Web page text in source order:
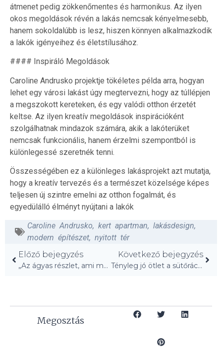
átmenet pedig zökkenőmentes és harmonikus. Az ilyen
okos megoldások révén a lakás nemcsak kényelmesebb,
hanem sokoldalúbb is lesz, hiszen könnyen alkalmazkodik
a lakók igényeihez és életstílusához.
#### Inspiráló Megoldások
Caroline Andrusko projektje tökéletes példa arra, hogyan
lehet egy városi lakást úgy megtervezni, hogy az túllépjen
a megszokott kereteken, és egy valódi otthon érzetét
keltse. Az ilyen kreatív megoldások inspirációként
szolgálhatnak mindazok számára, akik a lakóterüket
nemcsak funkcionális, hanem érzelmi szempontból is
különlegessé szeretnék tenni.
Összességében ez a különleges lakásprojekt azt mutatja,
hogy a kreatív tervezés és a természet közelsége képes
teljesen új szintre emelni az otthon fogalmát, és
egyedülálló élményt nyújtani a lakók
Caroline Andrusko, kert apartman, lakásdesign,
modern építészet, nyitott tér
Előző bejegyzés
„Az ágyas részlet, ami mélységet ad bútorok nélkül!”
Következő bejegyzés
Tényleg jó ötlet a sütőrácsok kádban való tisztítása?
Megosztás